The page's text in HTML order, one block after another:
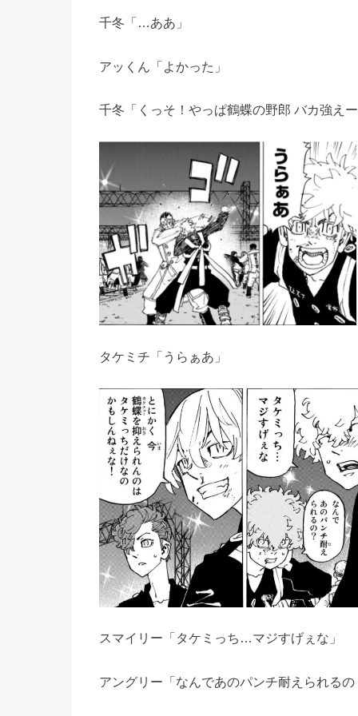
千冬「…ああ」
アッくん「よかった」
千冬「くっそ！やっぱ鶴蝶の野郎 バカ強え
タケミチ「うらぁあ」
スマイリー「タケミっち…マジすげぇな」
アングリー「なんであのパンチ耐えられるの